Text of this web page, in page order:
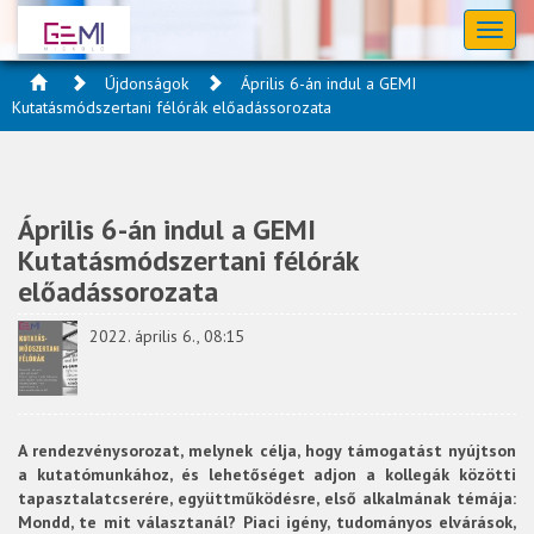
Újdonságok
Április 6-án indul a GEMI
Kutatásmódszertani félórák előadássorozata
Április 6-án indul a GEMI
Kutatásmódszertani félórák
előadássorozata
2022. április 6., 08:15
A rendezvénysorozat, melynek célja, hogy támogatást nyújtson
a kutatómunkához, és lehetőséget adjon a kollegák közötti
tapasztalatcserére, együttműködésre, első alkalmának témája:
Mondd, te mit választanál? Piaci igény, tudományos elvárások,